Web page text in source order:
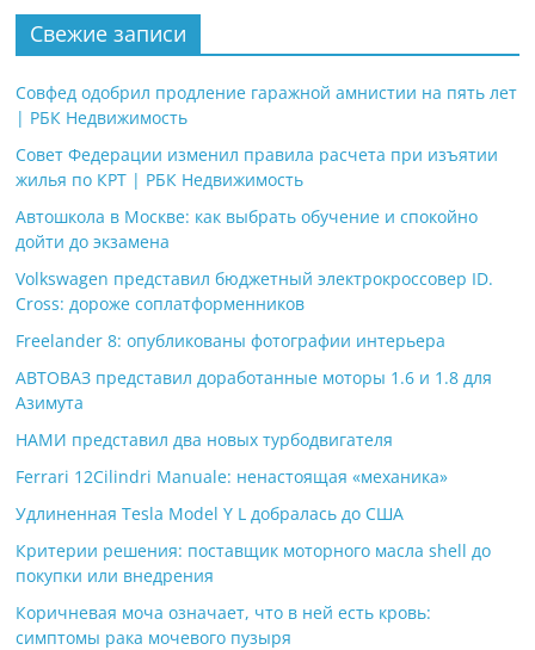
Свежие записи
Совфед одобрил продление гаражной амнистии на пять лет
| РБК Недвижимость
Совет Федерации изменил правила расчета при изъятии
жилья по КРТ | РБК Недвижимость
Автошкола в Москве: как выбрать обучение и спокойно
дойти до экзамена
Volkswagen представил бюджетный электрокроссовер ID.
Cross: дороже соплатформенников
Freelander 8: опубликованы фотографии интерьера
АВТОВАЗ представил доработанные моторы 1.6 и 1.8 для
Азимута
НАМИ представил два новых турбодвигателя
Ferrari 12Cilindri Manuale: ненастоящая «механика»
Удлиненная Tesla Model Y L добралась до США
Критерии решения: поставщик моторного масла shell до
покупки или внедрения
Коричневая моча означает, что в ней есть кровь:
симптомы рака мочевого пузыря